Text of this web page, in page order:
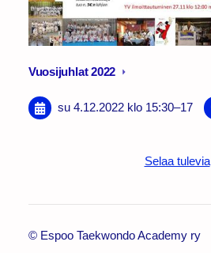
Vuosijuhlat 2022
su 4.12.2022 klo 15:30–17
Selaa tulevia
© Espoo Taekwondo Academy ry